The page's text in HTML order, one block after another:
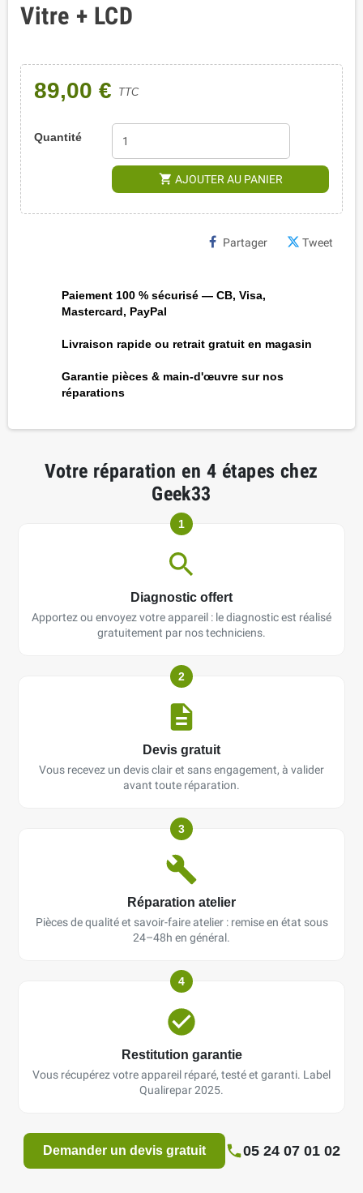
Vitre + LCD
89,00 € TTC
Quantité
shopping_cart AJOUTER AU PANIER
Partager Tweet
Paiement 100 % sécurisé — CB, Visa,
Mastercard, PayPal
Livraison rapide ou retrait gratuit en magasin
Garantie pièces & main-d'œuvre sur nos
réparations
Votre réparation en 4 étapes chez
Geek33
1
Diagnostic offert
Apportez ou envoyez votre appareil : le diagnostic est réalisé
gratuitement par nos techniciens.
2
Devis gratuit
Vous recevez un devis clair et sans engagement, à valider
avant toute réparation.
3
Réparation atelier
Pièces de qualité et savoir-faire atelier : remise en état sous
24–48h en général.
4
Restitution garantie
Vous récupérez votre appareil réparé, testé et garanti. Label
Qualirepar 2025.
Demander un devis gratuit 05 24 07 01 02